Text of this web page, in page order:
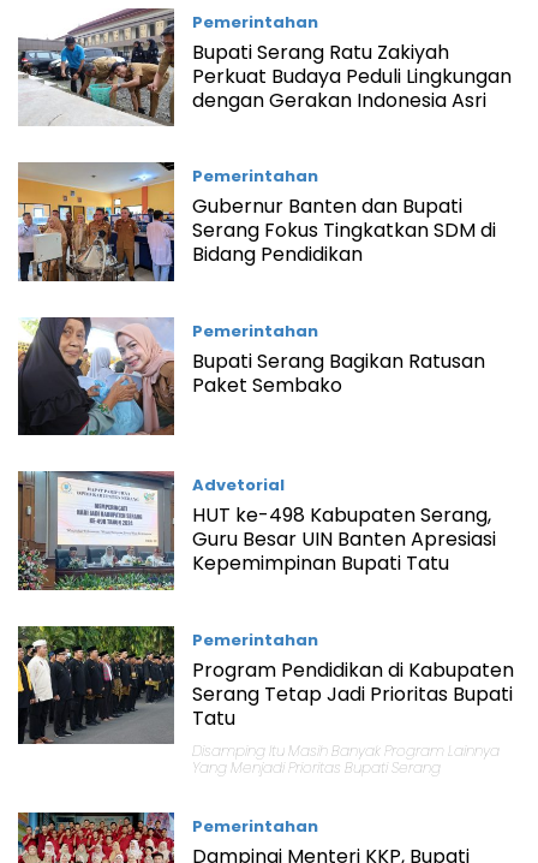
Pemerintahan
Bupati Serang Ratu Zakiyah
Perkuat Budaya Peduli Lingkungan
dengan Gerakan Indonesia Asri
Pemerintahan
Gubernur Banten dan Bupati
Serang Fokus Tingkatkan SDM di
Bidang Pendidikan
Pemerintahan
Bupati Serang Bagikan Ratusan
Paket Sembako
Advetorial
HUT ke-498 Kabupaten Serang,
Guru Besar UIN Banten Apresiasi
Kepemimpinan Bupati Tatu
Pemerintahan
Program Pendidikan di Kabupaten
Serang Tetap Jadi Prioritas Bupati
Tatu
Disamping Itu Masih Banyak Program Lainnya
Yang Menjadi Prioritas Bupati Serang
Pemerintahan
Dampingi Menteri KKP, Bupati